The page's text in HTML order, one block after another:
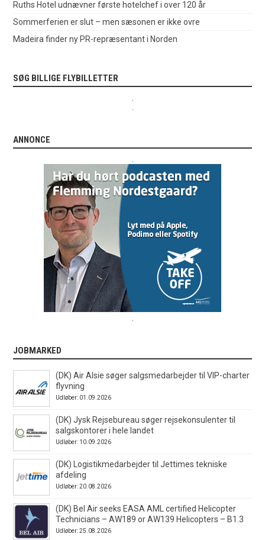
Ruths Hotel udnævner første hotelchef i over 120 år
Sommerferien er slut – men sæsonen er ikke ovre
Madeira finder ny PR-repræsentant i Norden
SØG BILLIGE FLYBILLETTER
ANNONCE
JOBMARKED
(DK) Air Alsie søger salgsmedarbejder til VIP-charter
flyvning
Udløber: 01.09.2026
(DK) Jysk Rejsebureau søger rejsekonsulenter til
salgskontorer i hele landet
Udløber: 10.09.2026
(DK) Logistikmedarbejder til Jettimes tekniske
afdeling
Udløber: 20.08.2026
(DK) Bel Air seeks EASA AML certified Helicopter
Technicians – AW189 or AW139 Helicopters – B1.3
Udløber: 25.08.2026